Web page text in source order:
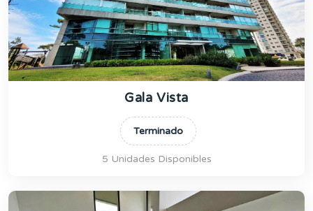
Gala Vista
Terminado
5 Unidades Disponibles